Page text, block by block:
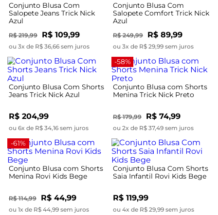
Conjunto Blusa Com
Salopete Jeans Trick Nick
Azul
R$ 219,99 R$ 109,99
ou 3x de R$ 36,66 sem juros
Conjunto Blusa Com
Salopete Comfort Trick Nick
Azul
R$ 249,99 R$ 89,99
ou 3x de R$ 29,99 sem juros
Conjunto Blusa Com Shorts
Jeans Trick Nick Azul
R$ 204,99
ou 6x de R$ 34,16 sem juros
-58%
Conjunto Blusa com Shorts
Menina Trick Nick Preto
R$ 179,99 R$ 74,99
ou 2x de R$ 37,49 sem juros
-61%
Conjunto Blusa com Shorts
Menina Rovi Kids Bege
R$ 114,99 R$ 44,99
ou 1x de R$ 44,99 sem juros
Conjunto Blusa Com Shorts
Saia Infantil Rovi Kids Bege
R$ 119,99
ou 4x de R$ 29,99 sem juros